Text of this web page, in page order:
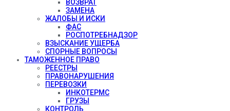
ВОЗВРАТ
ЗАМЕНА
ЖАЛОБЫ И ИСКИ
ФАС
РОСПОТРЕБНАДЗОР
ВЗЫСКАНИЕ УЩЕРБА
СПОРНЫЕ ВОПРОСЫ
ТАМОЖЕННОЕ ПРАВО
РЕЕСТРЫ
ПРАВОНАРУШЕНИЯ
ПЕРЕВОЗКИ
ИНКОТЕРМС
ГРУЗЫ
КОНТРОЛЬ